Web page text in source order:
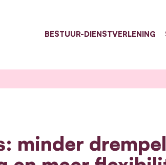
BESTUUR-DIENSTVERLENING
minder